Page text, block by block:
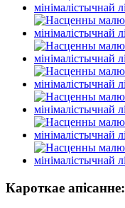
Кароткае апісанне: